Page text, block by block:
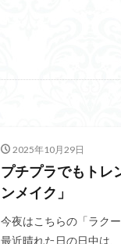
2025年10月29日
プチプラでもトレ
ンメイク」
今夜はこちらの「ラク
最近晴れた日の日中は